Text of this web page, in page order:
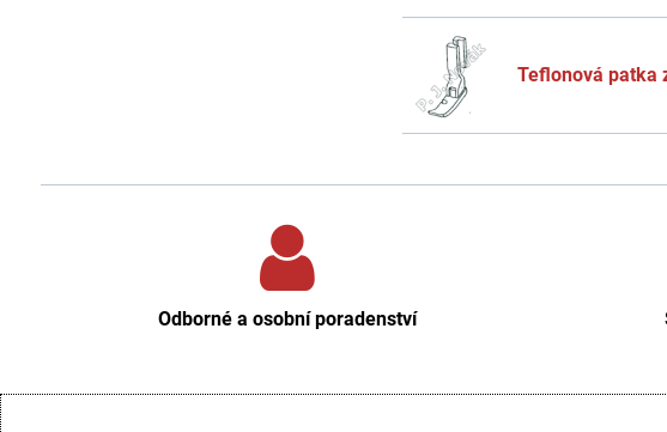
Teflonová patka
Odborné a osobní poradenství